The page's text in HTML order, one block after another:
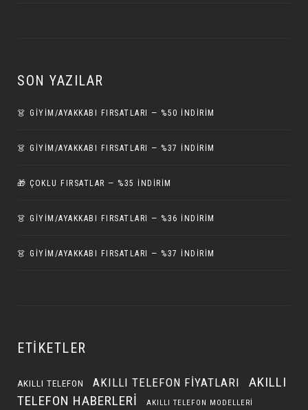
SON YAZILAR
👗 GİYİM/AYAKKABI FIRSATLARI — %50 İNDIRIM
👗 GİYİM/AYAKKABI FIRSATLARI — %37 İNDIRIM
🎁 ÇOKLU FIRSATLAR — %35 İNDIRIM
👗 GİYİM/AYAKKABI FIRSATLARI — %36 İNDIRIM
👗 GİYİM/AYAKKABI FIRSATLARI — %37 İNDIRIM
ETIKETLER
AKILLI TELEFON AKILLI TELEFON FIYATLARI
AKILLI
TELEFON HABERLERI
AKILLI TELEFON MODELLERI